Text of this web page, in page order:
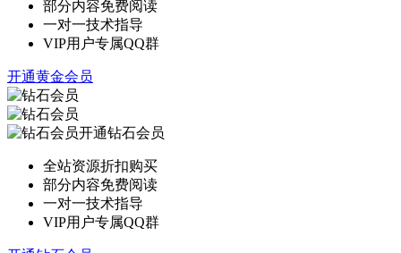
部分内容免费阅读
一对一技术指导
VIP用户专属QQ群
开通黄金会员
开通钻石会员
全站资源折扣购买
部分内容免费阅读
一对一技术指导
VIP用户专属QQ群